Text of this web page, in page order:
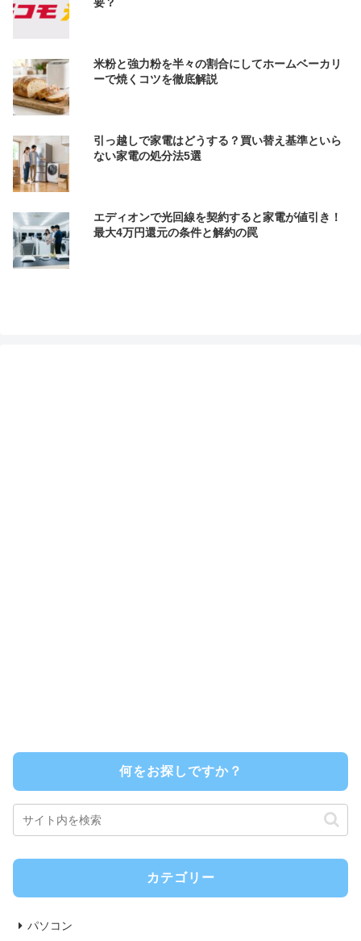
米粉と強力粉を半々の割合にしてホームベーカリ
ーで焼くコツを徹底解説
引っ越しで家電はどうする？買い替え基準といら
ない家電の処分法5選
エディオンで光回線を契約すると家電が値引き！
最大4万円還元の条件と解約の罠
何をお探しですか？
カテゴリー
パソコン